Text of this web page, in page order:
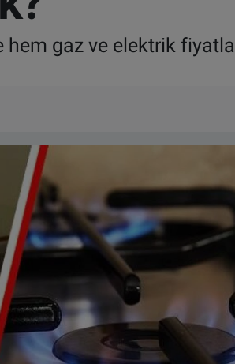
hem gaz ve elektrik